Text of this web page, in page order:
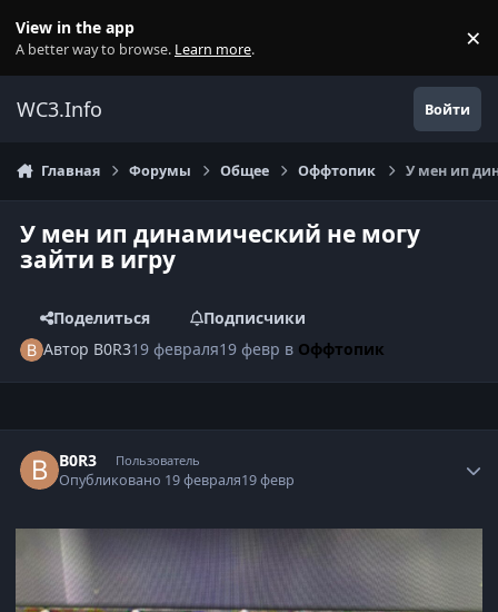
View in the app
A better way to browse. Learn more. ×
WC3.Info Войти
Главная Форумы Общее Оффтопик У мен ип
У мен ип динамический не могу
зайти в игру
Поделиться
Подписчики
Автор B0R319 февраля19 февр в Оффтопик
B0R3 Пользователь
Опубликовано 19 февраля19 февр